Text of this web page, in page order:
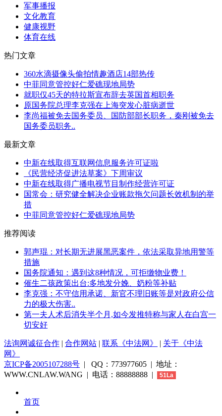
军事播报
文化教育
健康视野
体育在线
热门文章
360水滴摄像头偷拍情趣酒店14部热传
中菲同意管控好仁爱礁现地局势
就职仅45天的特拉斯宣布辞去英国首相职务
原国务院总理李克强在上海突发心脏病逝世
李尚福被免去国务委员、国防部部长职务，秦刚被免去
国务委员职务..
最新文章
中新在线取得互联网信息服务许可证啦
《民营经济促进法草案》下周审议
中新在线取得广播电视节目制作经营许可证
国常会：研究健全解决企业账款拖欠问题长效机制的举
措
中菲同意管控好仁爱礁现地局势
推荐阅读
郭声琨：对长期无进展黑恶案件，依法采取异地用警等
措施
国务院通知：遇到这8种情况，可拒缴物业费！
催生二孩政策出台:多地发分娩、奶粉等补贴
李克强：不守信用承诺、新官不理旧账等是对政府公信
力的极大伤害..
第一夫人术后消失半个月,如今发推特称与家人在白宫一
切安好
法询网诚征合作 | 合作网站 | 联系《中法网》 | 关于《中法
网》
京ICP备2005107288号 | QQ：773977605 | 地址：
WWW.CNLAW.WANG | 电话：88888888 |
51La
首页